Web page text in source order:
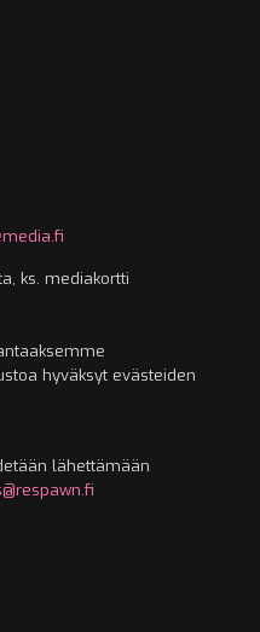
ks. mediakortti
hyväksyt evästeiden
lähettämään